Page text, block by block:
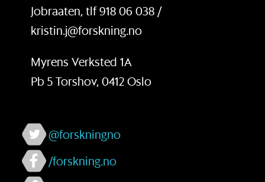
Jobraaten, tlf 918 06 038 /
kristin.j@forskning.no
Myrens Verksted 1A
Pb 5 Torshov, 0412 Oslo
@forskningno
/forskning.no